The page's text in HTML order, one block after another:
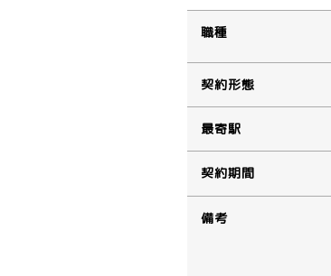
職種
契約形態
最寄駅
契約期間
備考